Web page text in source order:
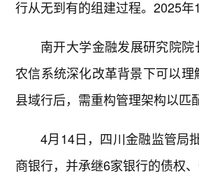
行从无到有的组建过程。2025年
南开大学金融发展研究院
农信系统深化改革背景下可以
县域行后，需重构管理架构以匹
4月14日，四川金融监管局
商银行，并承继6家银行的债权、